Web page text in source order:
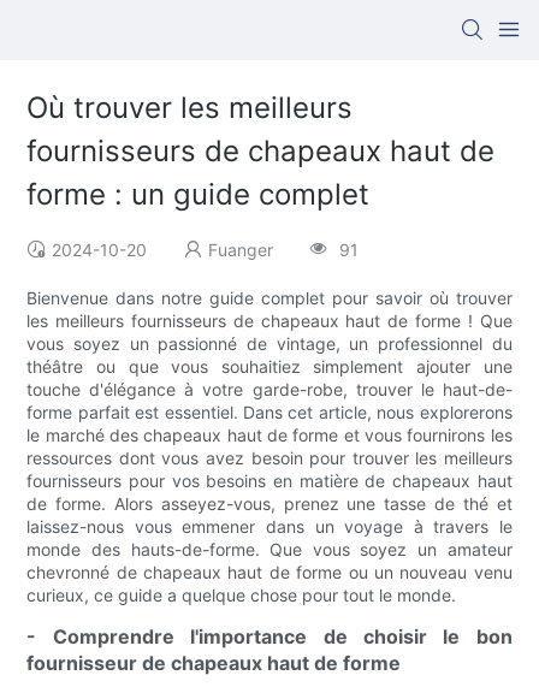
Où trouver les meilleurs
fournisseurs de chapeaux haut de
forme : un guide complet
2024-10-20 Fuanger 91
Bienvenue dans notre guide complet pour savoir où trouver
les meilleurs fournisseurs de chapeaux haut de forme ! Que
vous soyez un passionné de vintage, un professionnel du
théâtre ou que vous souhaitiez simplement ajouter une
touche d'élégance à votre garde-robe, trouver le haut-de-
forme parfait est essentiel. Dans cet article, nous explorerons
le marché des chapeaux haut de forme et vous fournirons les
ressources dont vous avez besoin pour trouver les meilleurs
fournisseurs pour vos besoins en matière de chapeaux haut
de forme. Alors asseyez-vous, prenez une tasse de thé et
laissez-nous vous emmener dans un voyage à travers le
monde des hauts-de-forme. Que vous soyez un amateur
chevronné de chapeaux haut de forme ou un nouveau venu
curieux, ce guide a quelque chose pour tout le monde.
- Comprendre l'importance de choisir le bon
fournisseur de chapeaux haut de forme